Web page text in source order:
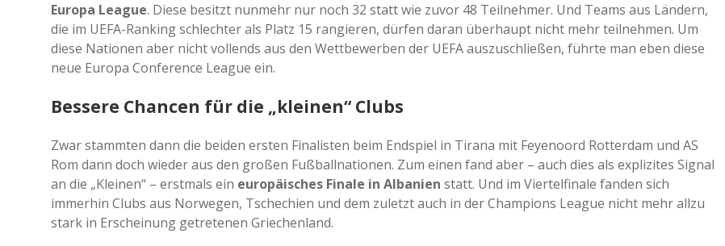
Europa League. Diese besitzt nunmehr nur noch 32 statt wie zuvor 48 Teilnehmer. Und Teams aus Ländern,
die im UEFA-Ranking schlechter als Platz 15 rangieren, dürfen daran überhaupt nicht mehr teilnehmen. Um
diese Nationen aber nicht vollends aus den Wettbewerben der UEFA auszuschließen, führte man eben diese
neue Europa Conference League ein.
Bessere Chancen für die „kleinen“ Clubs
Zwar stammten dann die beiden ersten Finalisten beim Endspiel in Tirana mit Feyenoord Rotterdam und AS
Rom dann doch wieder aus den großen Fußballnationen. Zum einen fand aber – auch dies als explizites Signal
an die „Kleinen“ – erstmals ein europäisches Finale in Albanien statt. Und im Viertelfinale fanden sich
immerhin Clubs aus Norwegen, Tschechien und dem zuletzt auch in der Champions League nicht mehr allzu
stark in Erscheinung getretenen Griechenland.